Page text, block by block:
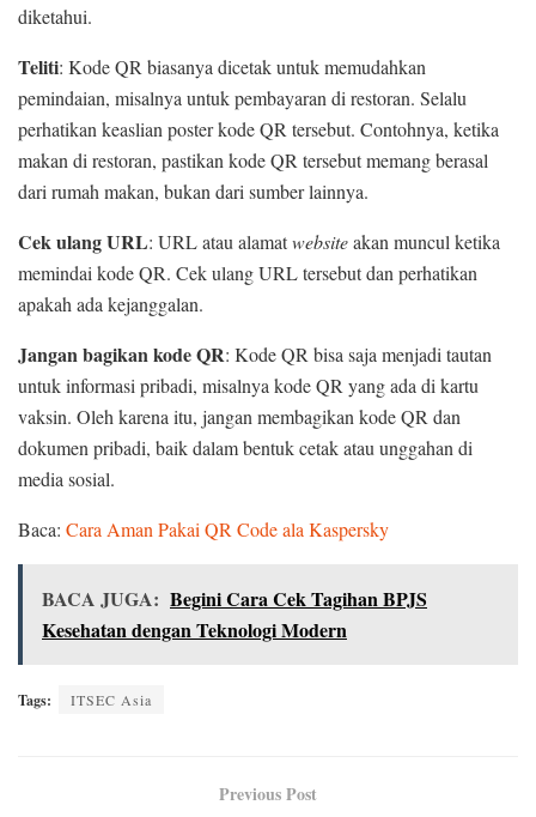
diketahui.
Teliti: Kode QR biasanya dicetak untuk memudahkan
pemindaian, misalnya untuk pembayaran di restoran. Selalu
perhatikan keaslian poster kode QR tersebut. Contohnya, ketika
makan di restoran, pastikan kode QR tersebut memang berasal
dari rumah makan, bukan dari sumber lainnya.
Cek ulang URL: URL atau alamatwebsiteakan muncul ketika
memindai kode QR. Cek ulang URL tersebut dan perhatikan
apakah ada kejanggalan.
Jangan bagikan kode QR: Kode QR bisa saja menjadi tautan
untuk informasi pribadi, misalnya kode QR yang ada di kartu
vaksin. Oleh karena itu, jangan membagikan kode QR dan
dokumen pribadi, baik dalam bentuk cetak atau unggahan di
media sosial.
Baca: Cara Aman Pakai QR Code ala Kaspersky
BACA JUGA: Begini Cara Cek Tagihan BPJS
Kesehatan dengan Teknologi Modern
Tags: ITSEC Asia
Previous Post